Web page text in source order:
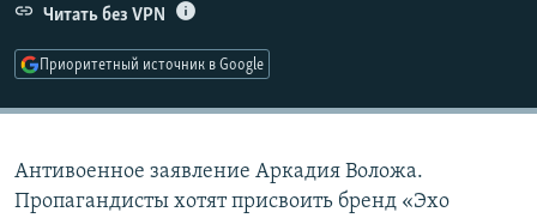
Читать без VPN
Приоритетный источник в Google
Антивоенное заявление Аркадия Воложа.
Пропагандисты хотят присвоить бренд «Эхо